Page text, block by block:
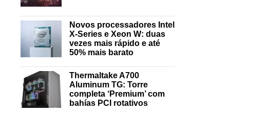
Novos processadores Intel
X-Series e Xeon W: duas
vezes mais rápido e até
50% mais barato
Thermaltake A700
Aluminum TG: Torre
completa ‘Premium’ com
bahías PCI rotativos